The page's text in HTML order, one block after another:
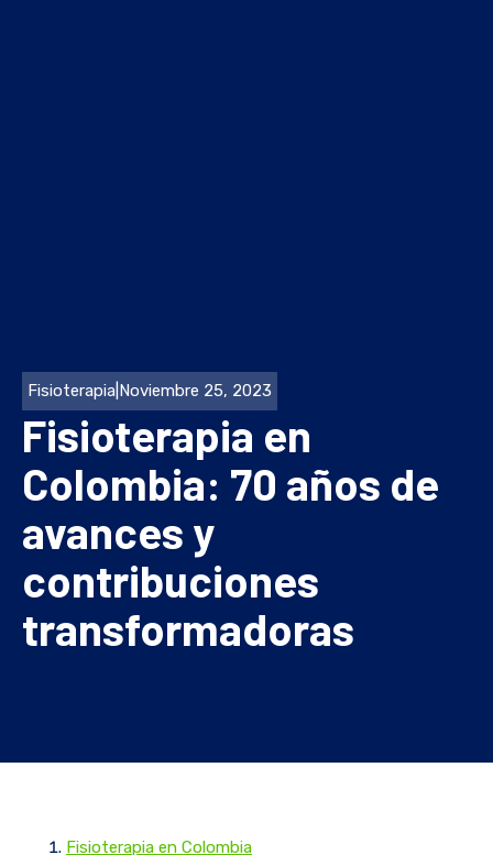
Fisioterapia Noviembre 25, 2023
Fisioterapia en
Colombia: 70 años de
avances y
contribuciones
transformadoras
Fisioterapia en Colombia